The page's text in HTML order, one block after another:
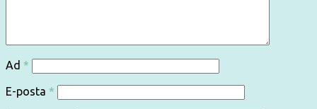
Ad *
E-posta *